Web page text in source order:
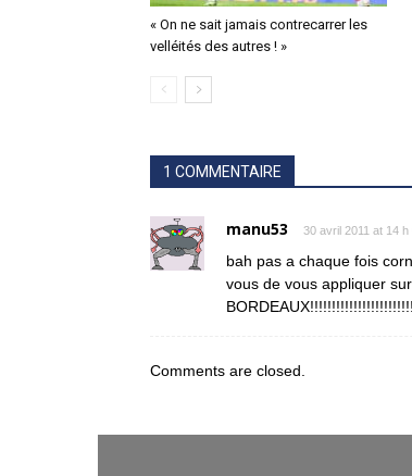
« On ne sait jamais contrecarrer les
velléités des autres ! »
1 COMMENTAIRE
manu53 30 avril 2011 at 14 h
bah pas a chaque fois
vous de vous appliquer
Comments are closed.